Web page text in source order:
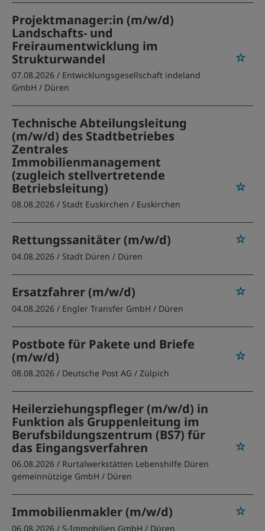
Projektmanager:in (m/w/d)
Landschafts- und
Freiraumentwicklung im
Strukturwandel
07.08.2026 / Entwicklungsgesellschaft indeland
GmbH / Düren
Technische Abteilungsleitung
(m/w/d) des Stadtbetriebes
Zentrales
Immobilienmanagement
(zugleich stellvertretende
Betriebsleitung)
08.08.2026 / Stadt Euskirchen / Euskirchen
Rettungssanitäter (m/w/d)
04.08.2026 / Stadt Düren / Düren
Ersatzfahrer (m/w/d)
04.08.2026 / Engler Transfer GmbH / Düren
Postbote für Pakete und Briefe
(m/w/d)
08.08.2026 / Deutsche Post AG / Zülpich
Heilerziehungspfleger (m/w/d) in
Funktion als Gruppenleitung im
Berufsbildungszentrum (BS7) für
das Eingangsverfahren
06.08.2026 / Rurtalwerkstätten Lebenshilfe Düren
gemeinnützige GmbH / Düren
Immobilienmakler (m/w/d)
06.08.2026 / S-Immobilien GmbH / Düren